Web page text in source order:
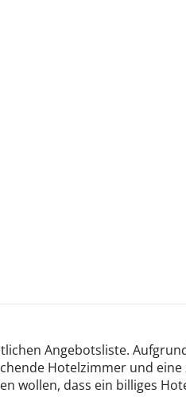
Angebotsliste.
Hotelzimmer und eine
wollen, dass ein billiges